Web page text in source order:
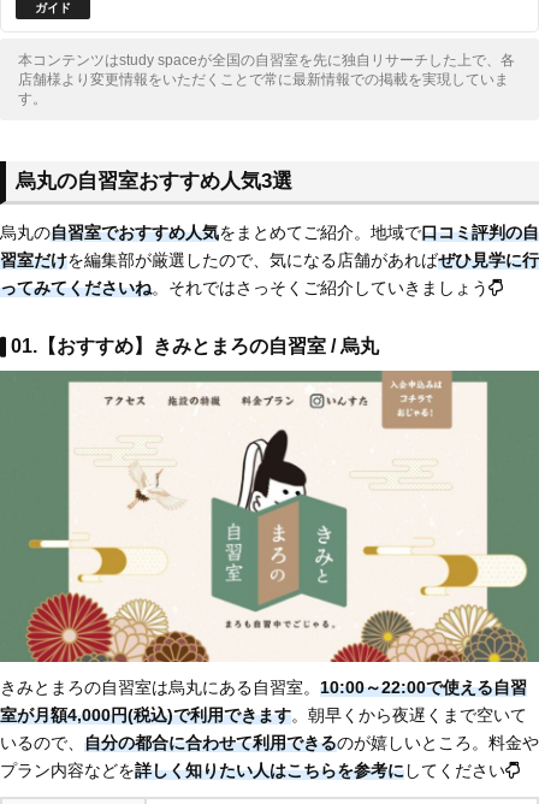
本コンテンツはstudy spaceが全国の自習室を先に独自リサーチした上で、各
店舗様より変更情報をいただくことで常に最新情報での掲載を実現していま
す。
烏丸の自習室おすすめ人気3選
烏丸の自習室でおすすめ人気をまとめてご紹介。地域で口コミ評判の自
習室だけを編集部が厳選したので、気になる店舗があればぜひ見学に行
ってみてくださいね。それではさっそくご紹介していきましょう
01.【おすすめ】きみとまろの自習室 / 烏丸
きみとまろの自習室は烏丸にある自習室。 10:00～22:00で使える自習
室が月額4,000円(税込)で利用できます。朝早くから夜遅くまで空いて
いるので、 自分の都合に合わせて利用できるのが嬉しいところ。料金や
プラン内容などを詳しく知りたい人はこちらを参考にしてください